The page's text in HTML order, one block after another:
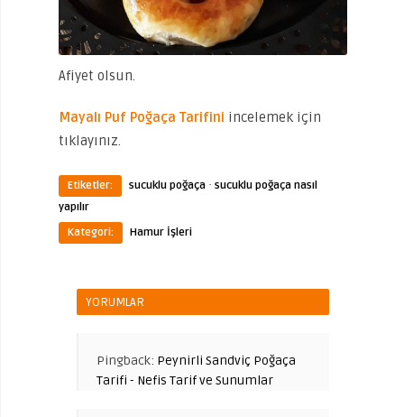
Afiyet olsun.
Mayalı Puf Poğaça Tarifini incelemek için
tıklayınız.
Etiketler: sucuklu poğaça · sucuklu poğaça nasıl
yapılır
Kategori:
Hamur İşleri
YORUMLAR
Pingback: Peynirli Sandviç Poğaça
Tarifi - Nefis Tarif ve Sunumlar